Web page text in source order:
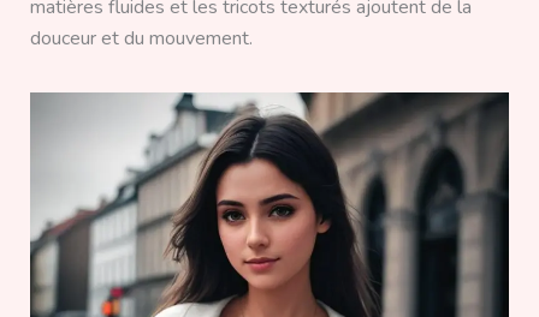
matières fluides et les tricots texturés ajoutent de la
douceur et du mouvement.